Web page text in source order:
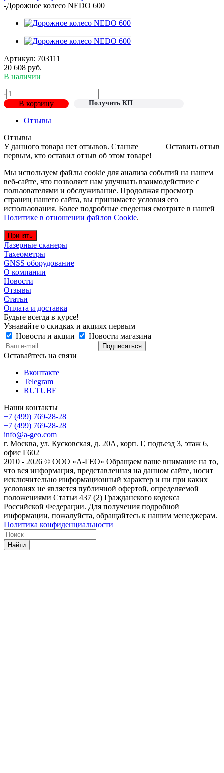
-Дорожное колесо NEDO 600
Артикул: 703111
20 608 руб.
В наличии
-
+
В корзину
Получить КП
Отзывы
Отзывы
Оставить отзыв
У данного товара нет отзывов. Станьте
первым, кто оставил отзыв об этом товаре!
Мы используем файлы cookie для анализа событий на нашем
веб-сайте, что позволяет нам улучшать взаимодействие с
пользователями и обслуживание. Продолжая просмотр
страниц нашего сайта, вы принимаете условия его
использования. Более подробные сведения смотрите в нашей
Политике в отношении файлов Cookie.
Принять
Лазерные сканеры
Тахеометры
GNSS оборудование
О компании
Новости
Отзывы
Статьи
Оплата и доставка
Будьте всегда в курсе!
Узнавайте о скидках и акциях первым
Новости и акции
Новости магазина
Оставайтесь на связи
Вконтакте
Telegram
RUTUBE
Наши контакты
+7 (499) 769-28-28
+7 (499) 769-28-28
info@a-geo.com
г. Москва, ул. Кусковская, д. 20А, корп. Г, подъезд 3, этаж 6,
офис Г602
2010 - 2026 © ООО «А-ГЕО» Обращаем ваше внимание на то,
что вся информация, представленная на данном сайте, носит
исключительно информационный характер и ни при каких
условиях не является публичной офертой, определяемой
положениями Статьи 437 (2) Гражданского кодекса
Российской Федерации. Для получения подробной
информации, пожалуйста, обращайтесь к нашим менеджерам.
Политика конфиденциальности
Найти